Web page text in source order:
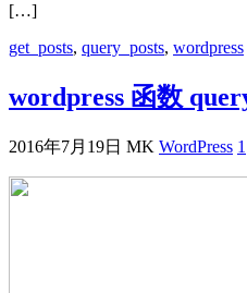
[…]
get_posts, query_posts, wordpress
wordpress 函数
2016年7月19日 MK WordPress 1